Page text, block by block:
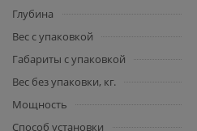
Глубина
Вес с упаковкой
Габариты с упаковкой
Вес без упаковки, кг.
Мощность
Способ установки